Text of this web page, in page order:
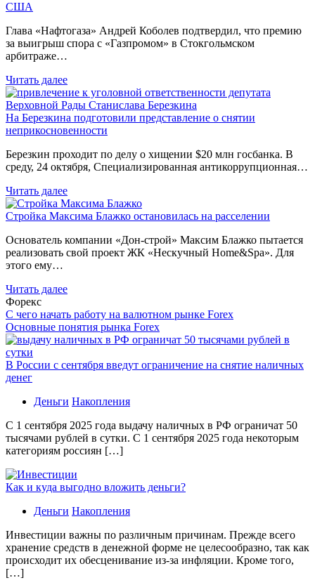
США
Глава «Нафтогаза» Андрей Коболев подтвердил, что премию
за выигрыш спора с «Газпромом» в Стокгольмском
арбитраже…
Читать далее
На Березкина подготовили представление о снятии
неприкосновенности
Березкин проходит по делу о хищении $20 млн госбанка. В
среду, 24 октября, Специализированная антикоррупционная…
Читать далее
Стройка Максима Блажко остановилась на расселении
Основатель компании «Дон-строй» Максим Блажко пытается
реализовать свой проект ЖК «Нескучный Home&Spa». Для
этого ему…
Читать далее
Форекс
С чего начать работу на валютном рынке Forex
Основные понятия рынка Forex
В России с сентября введут ограничение на снятие наличных
денег
Деньги Накопления
С 1 сентября 2025 года выдачу наличных в РФ ограничат 50
тысячами рублей в сутки. С 1 сентября 2025 года некоторым
категориям россиян […]
Как и куда выгодно вложить деньги?
Деньги Накопления
Инвестиции важны по различным причинам. Прежде всего
хранение средств в денежной форме не целесообразно, так как
происходит их обесценивание из-за инфляции. Кроме того,
[…]